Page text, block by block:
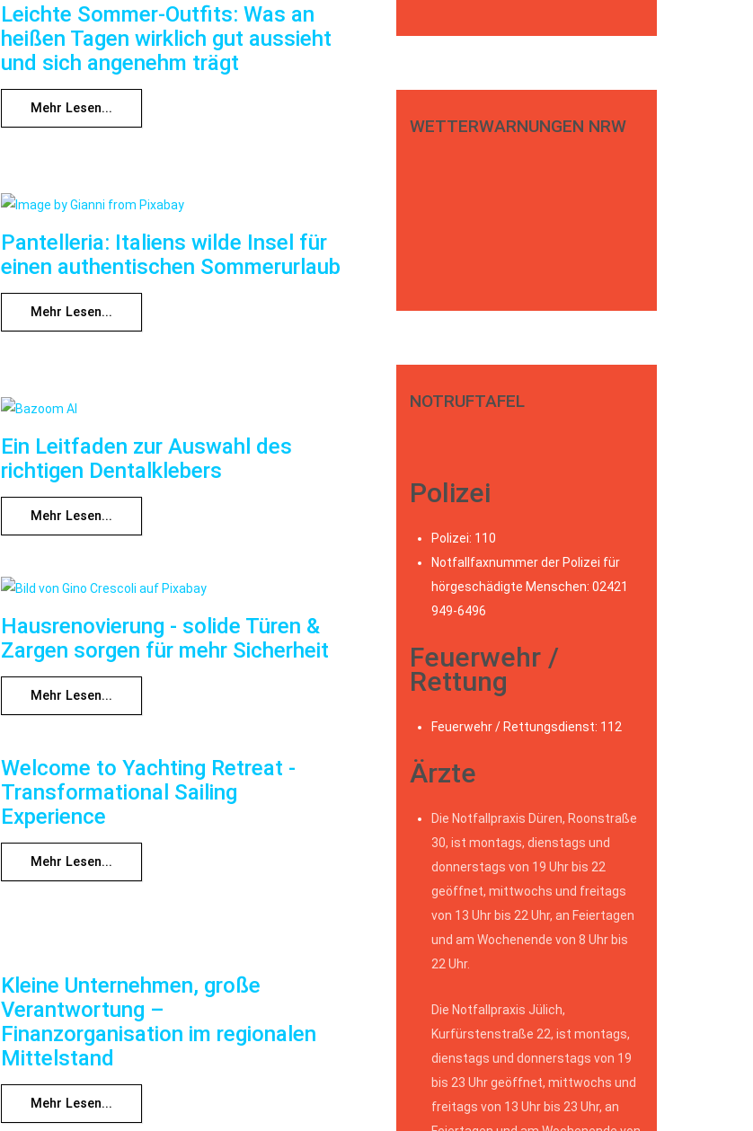
Leichte Sommer-Outfits: Was an
heißen Tagen wirklich gut aussieht
und sich angenehm trägt
Mehr Lesen...
Pantelleria: Italiens wilde Insel für
einen authentischen Sommerurlaub
Mehr Lesen...
Ein Leitfaden zur Auswahl des
richtigen Dentalklebers
Mehr Lesen...
Hausrenovierung - solide Türen &
Zargen sorgen für mehr Sicherheit
Mehr Lesen...
Welcome to Yachting Retreat -
Transformational Sailing
Experience
Mehr Lesen...
Kleine Unternehmen, große
Verantwortung –
Finanzorganisation im regionalen
Mittelstand
Mehr Lesen...
WETTERWARNUNGEN NRW
NOTRUFTAFEL
Polizei
Polizei: 110
Notfallfaxnummer der Polizei für
hörgeschädigte Menschen: 02421
949-6496
Feuerwehr /
Rettung
Feuerwehr / Rettungsdienst: 112
Ärzte
Die Notfallpraxis Düren, Roonstraße
30, ist montags, dienstags und
donnerstags von 19 Uhr bis 22
geöffnet, mittwochs und freitags
von 13 Uhr bis 22 Uhr, an Feiertagen
und am Wochenende von 8 Uhr bis
22 Uhr.
Die Notfallpraxis Jülich,
Kurfürstenstraße 22, ist montags,
dienstags und donnerstags von 19
bis 23 Uhr geöffnet, mittwochs und
freitags von 13 Uhr bis 23 Uhr, an